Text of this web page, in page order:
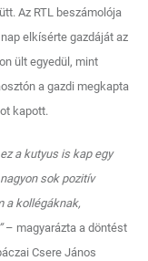
Az RTL beszámolója
elkísérte gazdáját az
ült egyedül, mint
a gazdi megkapta
kapott.
a kutyus is kap egy
sok pozitív
a kollégáknak,
– magyarázta a döntést
Csere János